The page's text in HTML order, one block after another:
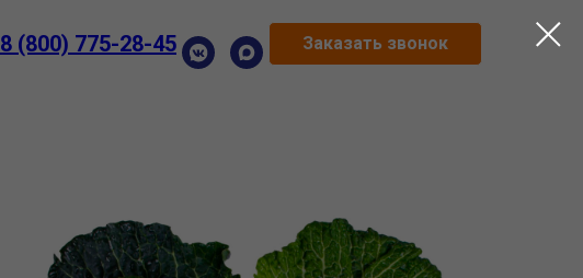
8 (800) 775-28-45 Заказать звонок